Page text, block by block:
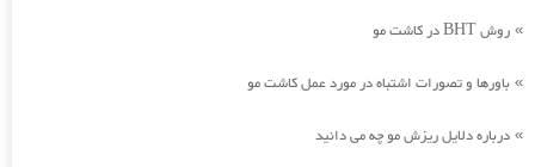
» روش BHT در کاشت مو
» باورها و تصورات اشتباه در مورد عمل کاشت مو
» درباره دلایل ریزش مو چه می دانید